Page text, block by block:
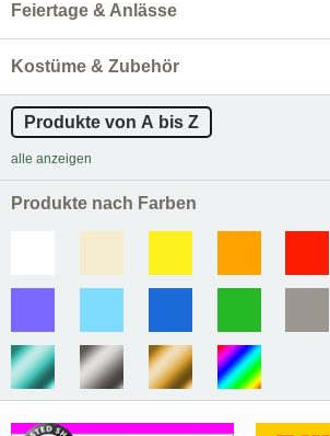
Feiertage & Anlässe
Kostüme & Zubehör
Produkte von A bis Z
alle anzeigen
Produkte nach Farben